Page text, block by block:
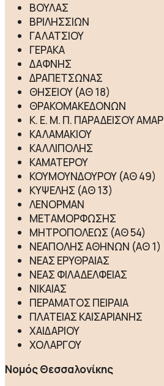
ΒΟΥΛΑΣ
ΒΡΙΛΗΣΣΙΩΝ
ΓΑΛΑΤΣΙΟΥ
ΓΕΡΑΚΑ
ΔΑΦΝΗΣ
ΔΡΑΠΕΤΣΩΝΑΣ
ΘΗΣΕΙΟΥ (ΑΘ 18)
ΘΡΑΚΟΜΑΚΕΔΟΝΩΝ
Κ. Ε. Μ. Π. ΠΑΡΑΔΕΙΣΟΥ
ΚΑΛΑΜΑΚΙΟΥ
ΚΑΛΛΙΠΟΛΗΣ
ΚΑΜΑΤΕΡΟΥ
ΚΟΥΜΟΥΝΔΟΥΡΟΥ (ΑΘ 49)
ΚΥΨΕΛΗΣ (ΑΘ 13)
ΛΕΝΟΡΜΑΝ
ΜΕΤΑΜΟΡΦΩΣΗΣ
ΜΗΤΡΟΠΟΛΕΩΣ (ΑΘ 54)
ΝΕΑΠΟΛΗΣ ΑΘΗΝΩΝ (ΑΘ 1)
ΝΕΑΣ ΕΡΥΘΡΑΙΑΣ
ΝΕΑΣ ΦΙΛΑΔΕΛΦΕΙΑΣ
ΝΙΚΑΙΑΣ
ΠΕΡΑΜΑΤΟΣ ΠΕΙΡΑΙΑ
ΠΛΑΤΕΙΑΣ ΚΑΙΣΑΡΙΑΝΗΣ
ΧΑΙΔΑΡΙΟΥ
ΧΟΛΑΡΓΟΥ
Νομός Θεσσαλονίκης